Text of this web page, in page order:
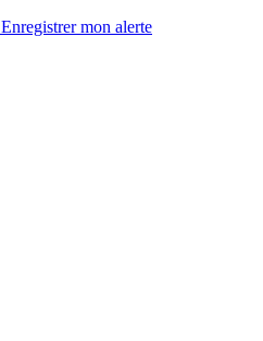
Enregistrermon alerte